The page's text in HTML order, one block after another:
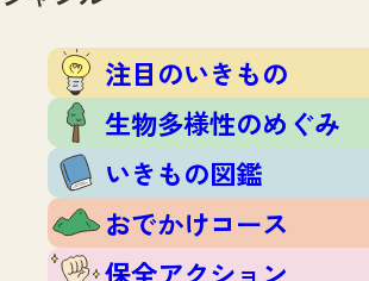
おでかけコース
保全アクション
調査レポート
調査レポートTOP
調査結果
ふくおかいきものマップ
マッチング
マッチングTOP
掲載申し込みフォーム
お問合せ
注目のいきもの
生物多様性のめぐみ
いきもの図鑑
おでかけコース
保全アクション